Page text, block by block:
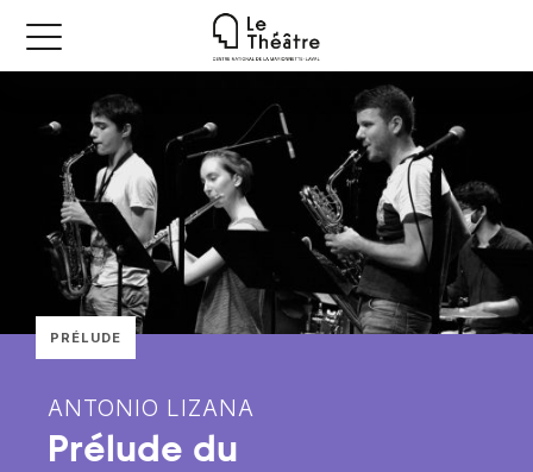
PRÉLUDE
ANTONIO LIZANA
Prélude du